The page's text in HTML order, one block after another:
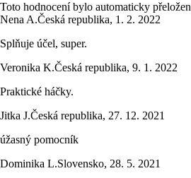
Toto hodnocení bylo automaticky
Nena A.Česká republika, 1. 2. 2022
Splňuje účel, super.
Veronika K.Česká republika, 9. 1. 2022
Praktické háčky.
Jitka J.Česká republika, 27. 12. 2021
úžasný pomocník
Dominika L.Slovensko, 28. 5. 2021